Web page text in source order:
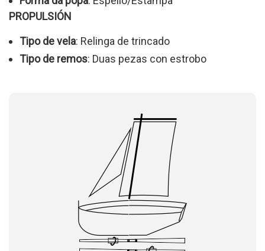
PROPULSIÓN
Tipo de vela: Relinga de trincado
Tipo de remos: Duas pezas con estrobo